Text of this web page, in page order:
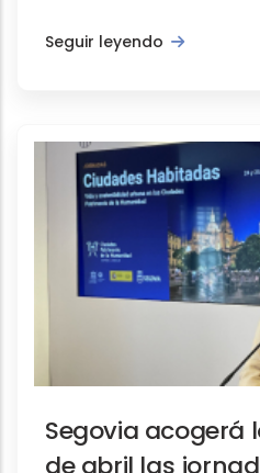
Seguir leyendo
Segovia acogerá
de abril las